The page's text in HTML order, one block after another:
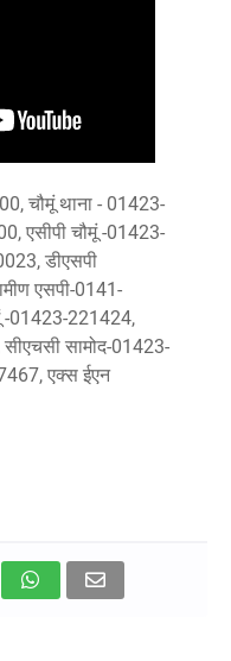
चौमूं थाना - 01423-
एसीपी चौमूं -01423-
डीएसपी
एसपी-0141-
-01423-221424,
सामोद-01423-
एक्स ईएन